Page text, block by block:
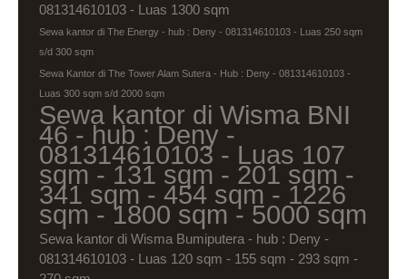
081314610103 - Luas 1300 sqm
Sewa kantor di The Energy - hub : Deny - 081314610103 - Luas 250 sqm
s/d 300 sqm
Sewa Kantor di The Tower Alam Sutera - Hub : Deny - 081314610103 -
Luas 300 sqm s/d 2000 sqm
Sewa kantor di Wisma BNI
46 - hub : Deny -
081314610103 - Luas 107
sqm - 131 sqm - 201 sqm -
341 sqm - 454 sqm - 1226
sqm - 1800 sqm - 5000 sqm
Sewa kantor di Wisma Bumiputera - hub : Deny -
081314610103 - Luas 120 sqm - 155 sqm - 293 sqm -